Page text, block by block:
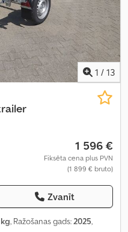
1 / 13
1 596 €
Fiksēta cena plus PVN
(1 899 € bruto)
Zvanīt
, Ražošanas gads:2025,